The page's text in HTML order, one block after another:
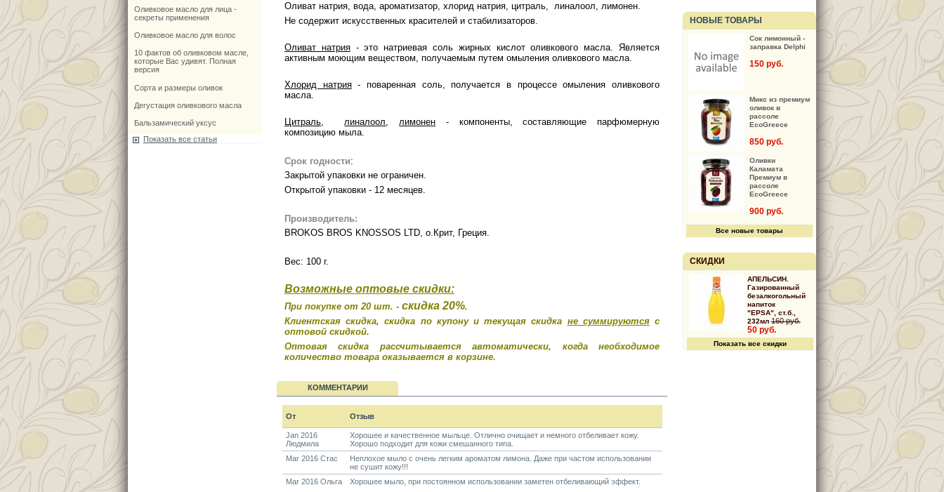
Оливковое масло для лица -
секреты применения
Оливковое масло для волос
10 фактов об оливковом масле,
которые Вас удивят. Полная
версия
Сорта и размеры оливок
Дегустация оливкового масла
Бальзамический уксус
Показать все статьи
Оливат натрия, вода, ароматизатор, хлорид натрия, цитраль, линалоол, лимонен.
Не содержит искусственных красителей и стабилизаторов.
Оливат натрия- это натриевая соль жирных кислот оливкового масла. Является
активным моющим веществом, получаемым путем омыления оливкового масла.
Хлорид натрия- поваренная соль, получается в процессе омыления оливкового
масла.
Цитраль линалоол лимонен - компоненты, составляющие парфюмерную
композицию мыла.
Срок годности:
Закрытой упаковки не ограничен.
Открытой упаковки - 12 месяцев.
Производитель:
BROKOS BROS KNOSSOS LTD, о.Крит, Греция.
Вес: 100 г.
Возможные оптовые скидки:
При покупке от 20 шт. - скидка 20%.
Клиентская скидка, скидка по купону и текущая скидка не суммируютсяс
оптовой скидкой.
Оптовая скидка рассчитывается автоматически, когда необходимое
количество товара оказывается в корзине.
КОММЕНТАРИИ
От Отзыв
Jan 2016
Людмила
Хорошее и качественное мыльце. Отлично очищает и немного отбеливает кожу.
Хорошо подходит для кожи смешанного типа.
Mar 2016 Стас
Неплохое мыло с очень легким ароматом лимона. Даже при частом использовании
не сушит кожу!!!
Mar 2016 Ольга
Хорошее мыло, при постоянном использовании заметен отбеливающий эффект.
НОВЫЕ ТОВАРЫ
Сок лимонный -
заправка Delphi
150 руб.
Микс из премиум
оливок в
рассоле
EcoGreece
850 руб.
Оливки
Каламата
Премиум в
рассоле
EcoGreece
900 руб.
Все новые товары
СКИДКИ
АПЕЛЬСИН.
Газированный
безалкогольный
напиток
"EPSA", ст.б.,
232мл 160 руб.
50 руб.
Показать все скидки